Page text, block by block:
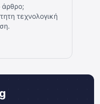
άρθρο;
τεχνολογική